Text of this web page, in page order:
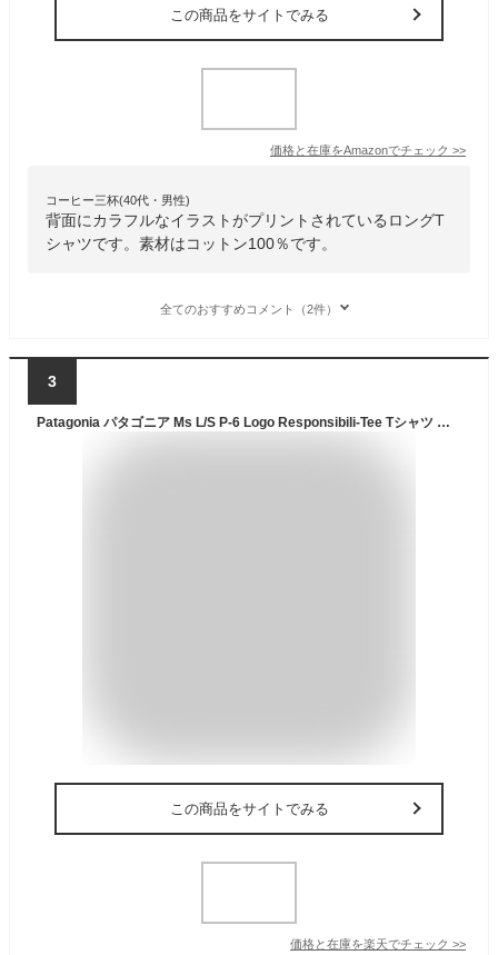
この商品をサイトでみる
価格と在庫をAmazonでチェック >>
コーヒー三杯(40代・男性)
背面にカラフルなイラストがプリントされているロングT
シャツです。素材はコットン100％です。
全てのおすすめコメント（2件）
3
Patagonia パタゴニア Ms L/S P-6 Logo Responsibili-Tee Tシャツ 長袖 クルーネック ロンT ロゴプリント スポーティー メンズ 39161 野外フェス 海 山 キャンプ
この商品をサイトでみる
価格と在庫を楽天でチェック >>